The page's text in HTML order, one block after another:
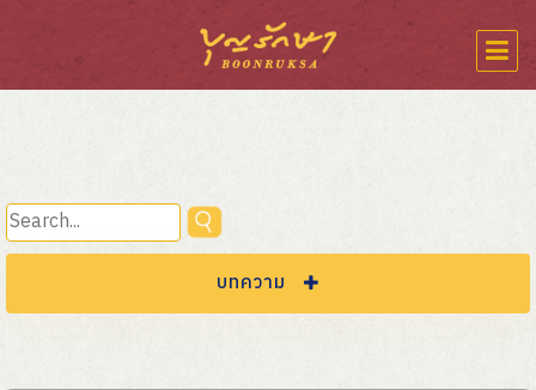
บทความ